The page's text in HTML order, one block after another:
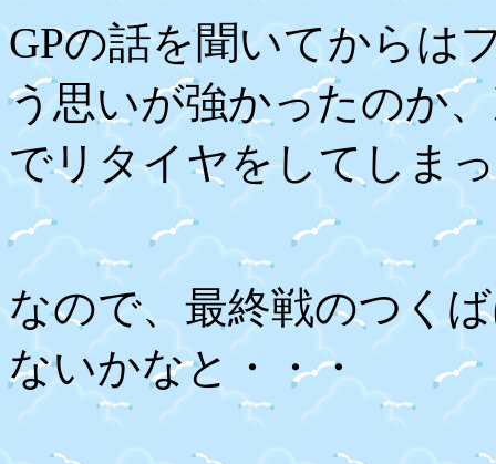
GPの話を聞いてからは
う思いが強かったのか
でリタイヤをしてしま
なので、最終戦のつく
ないかなと・・・